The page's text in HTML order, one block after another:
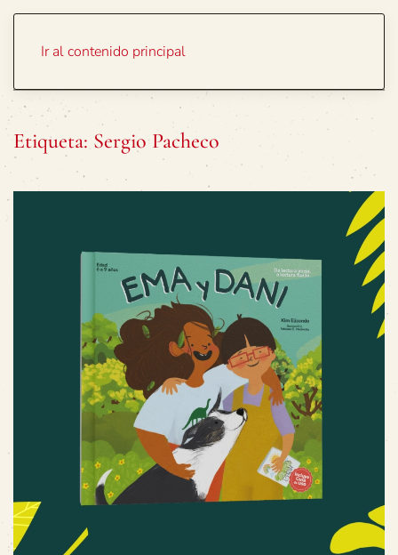
Ir al contenido principal
Etiqueta: Sergio Pacheco